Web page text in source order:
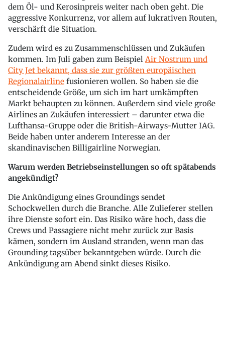
dem Öl- und Kerosinpreis weiter nach oben geht. Die
aggressive Konkurrenz, vor allem auf lukrativen Routen,
verschärft die Situation.
Zudem wird es zu Zusammenschlüssen und Zukäufen
kommen. Im Juli gaben zum Beispiel Air Nostrum und
City Jet bekannt, dass sie zur größten europäischen
Regionalairline fusionieren wollen. So haben sie die
entscheidende Größe, um sich im hart umkämpften
Markt behaupten zu können. Außerdem sind viele große
Airlines an Zukäufen interessiert – darunter etwa die
Lufthansa-Gruppe oder die British-Airways-Mutter IAG.
Beide haben unter anderem Interesse an der
skandinavischen Billigairline Norwegian.
Warum werden Betriebseinstellungen so oft spätabends
angekündigt?
Die Ankündigung eines Groundings sendet
Schockwellen durch die Branche. Alle Zulieferer stellen
ihre Dienste sofort ein. Das Risiko wäre hoch, dass die
Crews und Passagiere nicht mehr zurück zur Basis
kämen, sondern im Ausland stranden, wenn man das
Grounding tagsüber bekanntgeben würde. Durch die
Ankündigung am Abend sinkt dieses Risiko.